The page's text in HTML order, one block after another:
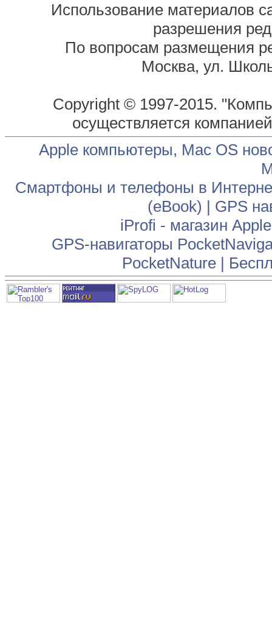
Использование материалов
разрешения
По вопросам размещения
Москва, ул.
Copyright © 1997-2015.
осуществляется
Apple компьютеры, Mac OS
Смартфоны и телефоны в
(eBook) | GPS
iProfi - магазин
GPS-навигаторы
PocketNature|